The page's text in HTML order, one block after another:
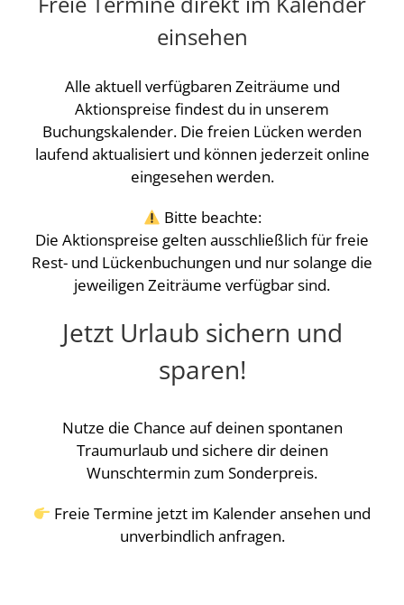
einsehen
Alle aktuell verfügbaren Zeiträume und
Aktionspreise findest du in unserem
Buchungskalender. Die freien Lücken werden
laufend aktualisiert und können jederzeit online
eingesehen werden.
Bitte beachte:
Die Aktionspreise gelten ausschließlich für freie
Rest- und Lückenbuchungen und nur solange die
jeweiligen Zeiträume verfügbar sind.
Jetzt Urlaub sichern und
sparen!
Nutze die Chance auf deinen spontanen
Traumurlaub und sichere dir deinen
Wunschtermin zum Sonderpreis.
Freie Termine jetzt im Kalender ansehen und
unverbindlich anfragen.